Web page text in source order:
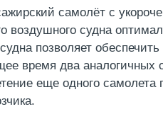
самолёт с
воздушного судна
позволяет
время два аналогичных
еще одного самолета